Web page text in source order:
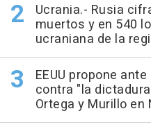
Ucrania.- Rusia
muertos y en 540
ucraniana de la
EEUU propone
contra "la
Ortega y Murillo en